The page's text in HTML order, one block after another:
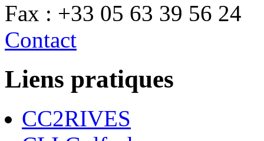
Fax : +33 05 63 39 56 24
Contact
Liens pratiques
CC2RIVES